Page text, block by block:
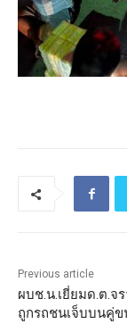
Previous article
ผบช.น.เยี่ยมด.ต.จ
ถูกรถชนเจ็บบนคู่